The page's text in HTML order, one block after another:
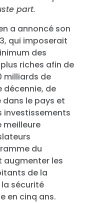
part.
a annoncé son
qui imposerait
des
riches afin de
milliards de
décennie, de
le pays et
investissements
meilleure
du
augmenter les
de la
sécurité
en cinq ans.